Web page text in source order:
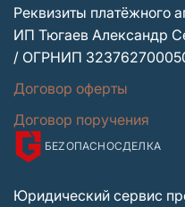
БЕZОПАСНОСДЕЛКА
Юридический сервис
Реквизиты платёжного
ИП Тюгаев Александр
/ ОГРНИП
Договор оферты
Договор поручения